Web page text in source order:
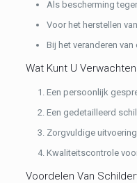
Als bescherming
Voor het herstellen
Bij het veranderen
Wat Kunt U
Een persoonlijk
Een gedetailleerd
Zorgvuldige
Kwaliteitscontrole
Voordelen Van